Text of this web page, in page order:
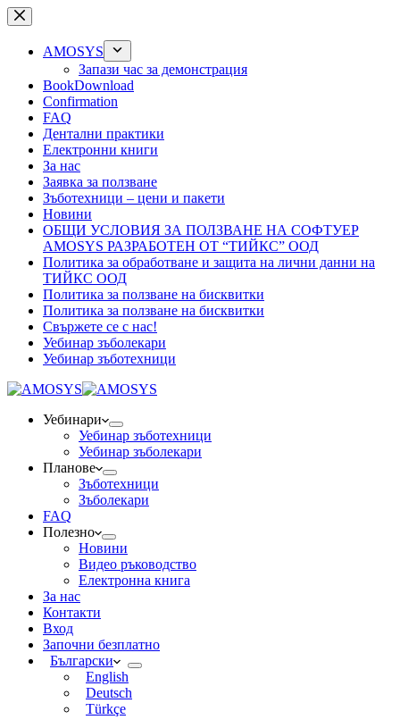
Skip
to
contentAMOSYS
Запази час за демонстрация
BookDownload
Confirmation
FAQ
Дентални практики
Електронни книги
За нас
Заявка за ползване
Зъботехници – цени и пакети
Новини
ОБЩИ УСЛОВИЯ ЗА ПОЛЗВАНЕ НА СОФТУЕР
AMOSYS РАЗРАБОТЕН ОТ “ТИЙКС” ООД
Политика за обработване и защита на лични данни на
ТИЙКС ООД
Политика за ползване на бисквитки
Политика за ползване на бисквитки
Свържете се с нас!
Уебинар зъболекари
Уебинар зъботехници
Уебинари
Уебинар зъботехници
Уебинар зъболекари
Планове
Зъботехници
Зъболекари
FAQ
Полезно
Новини
Видео ръководство
Електронна книга
За нас
Контакти
Вход
Започни безплатно
Български
English
Deutsch
Türkçe